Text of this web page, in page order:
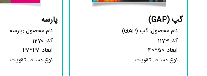
گپ (GAP)
نام محصول: گپ (GAP)
کد: 1173
ابعاد: 50*40
نوع دسته : تقویت
پارسه
نام محصول :پارسه
کد: 1270
ابعاد: 47*47
نوع دسته : تقویت